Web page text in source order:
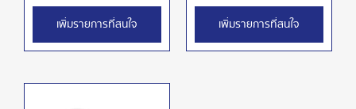
เพิ่มรายการที่สนใจ เพิ่มรายการที่สนใจ